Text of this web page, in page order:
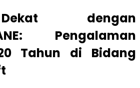
dengan
Pengalaman
Tahun di Bidang